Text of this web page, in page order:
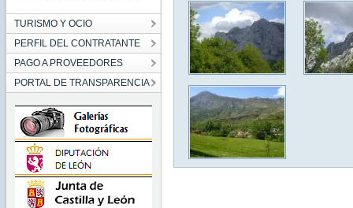
TURISMO Y OCIO
PERFIL DEL CONTRATANTE
PAGO A PROVEEDORES
PORTAL DE TRANSPARENCIA